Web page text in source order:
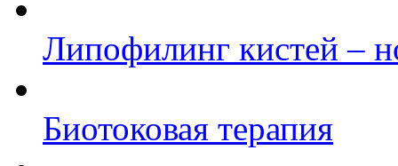
Липофилинг кистей –
Биотоковая терапия